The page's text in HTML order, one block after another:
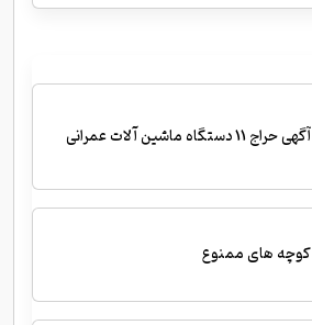
آگهی حراج 11 دستگاه ماشین آلات عمرانی
کوچه های ممنوع